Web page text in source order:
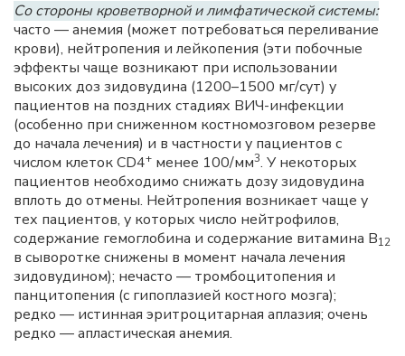
Со стороны кроветворной и лимфатической системы:
часто — анемия (может потребоваться переливание
крови), нейтропения и лейкопения (эти побочные
эффекты чаще возникают при использовании
высоких доз зидовудина (1200–1500 мг/сут) у
пациентов на поздних стадиях ВИЧ-инфекции
(особенно при сниженном костномозговом резерве
до начала лечения) и в частности у пациентов с
числом клеток CD4+ менее 100/мм3. У некоторых
пациентов необходимо снижать дозу зидовудина
вплоть до отмены. Нейтропения возникает чаще у
тех пациентов, у которых число нейтрофилов,
содержание гемоглобина и содержание витамина В12
в сыворотке снижены в момент начала лечения
зидовудином); нечасто — тромбоцитопения и
панцитопения (с гипоплазией костного мозга);
редко — истинная эритроцитарная аплазия; очень
редко — апластическая анемия.